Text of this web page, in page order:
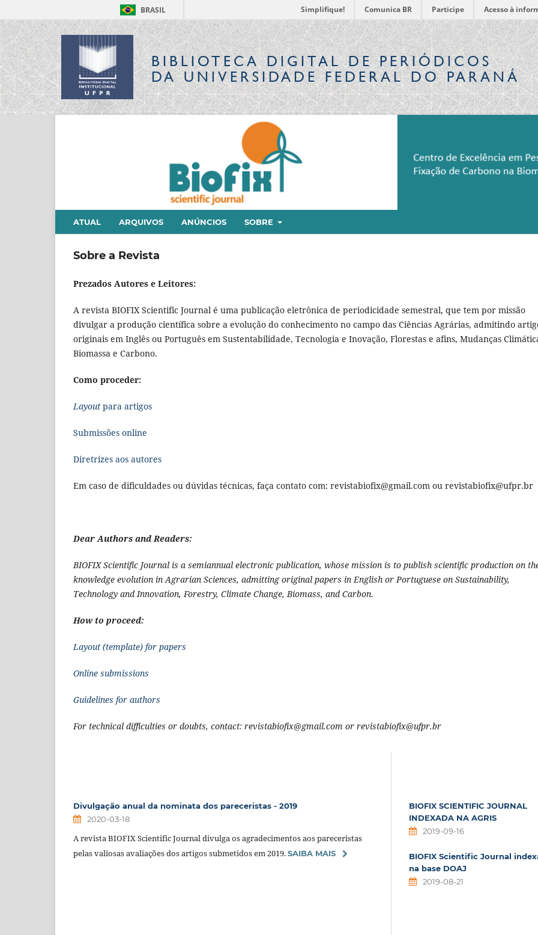
BRASIL Simplifique! Comunica BR Participe Acesso à
BIBLIOTECA DIGITALDE PERIÓDICOS
DA UNIVERSIDADE FEDERAL DO PARANÁ
ATUAL ARQUIVOS ANÚNCIOS SOBRE
Sobre a Revista
Prezados Autores e Leitores:
A revista BIOFIX Scientific Journal é uma publicação eletrônica de periodicidade semestral, que tem por missão
divulgar a produção científica sobre a evolução do conhecimento no campo das Ciências Agrárias, admitindo
originais em Inglês ou Português em Sustentabilidade, Tecnologia e Inovação, Florestas e afins, Mudanças
Biomassa e Carbono.
Como proceder:
Layout para artigos
Submissões online
Diretrizes aos autores
Em caso de dificuldades ou dúvidas técnicas, faça contato com: revistabiofix@gmail.com ou revistabiofix@ufpr.br
Dear Authors and Readers:
BIOFIX Scientific Journal is a semiannual electronic publication, whose mission is to publish scientific production on
knowledge evolution in Agrarian Sciences, admitting original papers in English or Portuguese on Sustainability,
Technology and Innovation, Forestry, Climate Change, Biomass, and Carbon.
How to proceed:
Layout (template) for papers
Online submissions
Guidelines for authors
For technical difficulties or doubts, contact: revistabiofix@gmail.com or revistabiofix@ufpr.br
Divulgação anual da nominata dos pareceristas - 2019
2020-03-18
A revista BIOFIX Scientific Journal divulga os agradecimentos aos pareceristas
pelas valiosas avaliações dos artigos submetidos em 2019.SAIBA MAIS
BIOFIX SCIENTIFIC JOURNAL
INDEXADA NA AGRIS
2019-09-16
BIOFIX Scientific Journal
na base DOAJ
2019-08-21